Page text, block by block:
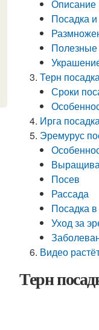
Описание
Посадка
Полезные
Терн
Сроки
Ирга
Эремурус
Посев
Рассада
Посадка в
Уход за
Видео
Терн